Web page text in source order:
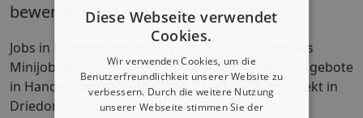
bewerben und Arbeitsplatz sichern
Jobs in Driedorf: Arbeit in Vollzeit, Teilzeit oder als
Minijob finden – entdecken Sie aktuelle Stellenangebote
in Handel, Logistik, Büro oder Dienstleistung direkt in
Driedorf.
Diese Webseite verwendet
Cookies.
Wir verwenden Cookies, um die
Benutzerfreundlichkeit unserer Website zu
verbessern. Durch die weitere Nutzung
unserer Webseite stimmen Sie der